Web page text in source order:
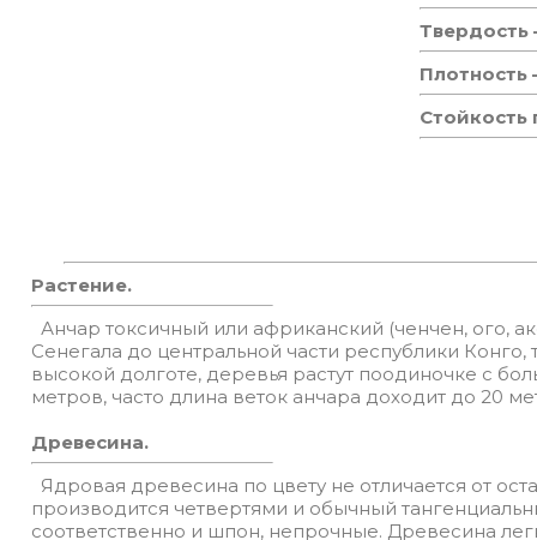
Растение.
Анчар токсичный или африканский (ченчен, ого,
Сенегала до центральной части республики
высокой долготе, деревья растут поодиночке с
метров, часто длина веток анчара доходит до 20
Древесина.
Ядровая древесина по цвету не отличается от
производится четвертями и обычный
соответственно и шпон, непрочные. Древесина